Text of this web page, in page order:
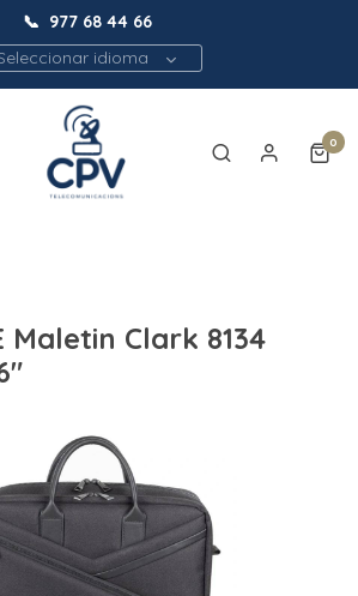
📞 977 68 44 66
idioma
0
Maletin Clark 8134